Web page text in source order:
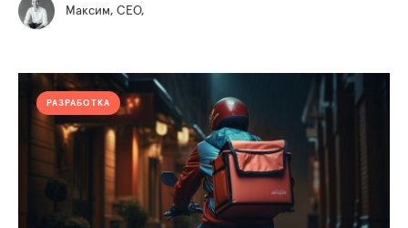
Максим, СЕО,
РАЗРАБОТКА